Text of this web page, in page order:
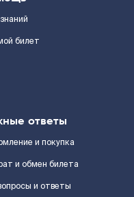
билет
ответы
и покупка
и обмен билета
и ответы